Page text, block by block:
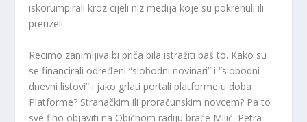
iskorumpirali kroz cijeli niz medija koje su pokrenuli ili
preuzeli.
Recimo zanimljiva bi priča bila istražiti baš to. Kako su
se financirali određeni “slobodni novinari” i “slobodni
dnevni listovi” i jako grlati portali platforme u doba
Platforme? Stranačkim ili proračunskim novcem? Pa to
sve fino objaviti na Običnom radiju braće Milić. Petra